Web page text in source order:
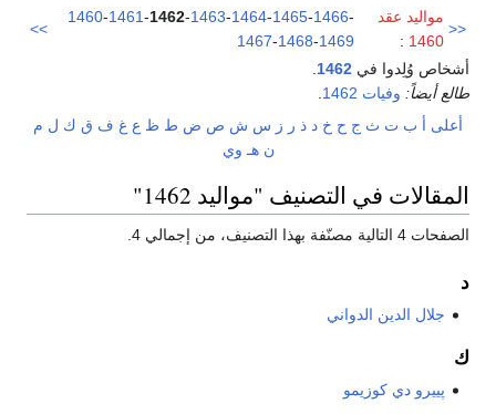
<<
مواليد عقد
1460
:
1460-1461-1462-1463-1464-1465-1466-
1467-1468-1469
>>
أشخاص وُلِدوا في 1462
طالع أيضاً: وفيات 1462
أعلى أ ب ت ث ج ح خ د ذ ر ز س ش ص ض ط ظ ع غ ف ق ك ل م
ن هـ وي
المقالات في التصنيف "مواليد 1462"
الصفحات 4 التالية مصنّفة بهذا التصنيف، من إجمالي 4.
د
جلال الدين الدواني
ك
پييرو دي كوزيمو